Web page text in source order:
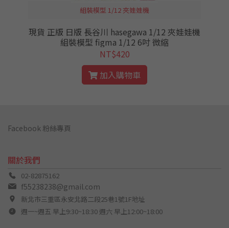
組裝模型 1/12 夾娃娃機
現貨 正版 日版 長谷川 hasegawa 1/12 夾娃娃機
組裝模型 figma 1/12 6吋 微縮
NT$420
加入購物車
關於我們
02-82875162
f55238238@gmail.com
新北市三重區永安北路二段25巷1號1F地址
週一~週五 早上9:30~18:30 週六 早上12:00~18:00
Facebook 粉絲專頁